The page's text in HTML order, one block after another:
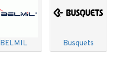
BELMIL Busquets